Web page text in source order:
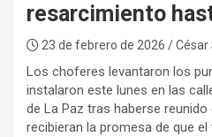
resarcimiento
23 de febrero de 2026 / César
Los choferes levantaron los
instalaron este lunes en las
de La Paz tras haberse
recibieran la promesa de que